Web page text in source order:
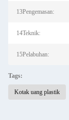
13Pengemasan:
14Teknik:
15Pelabuhan:
Tags:
Kotak uang plastik